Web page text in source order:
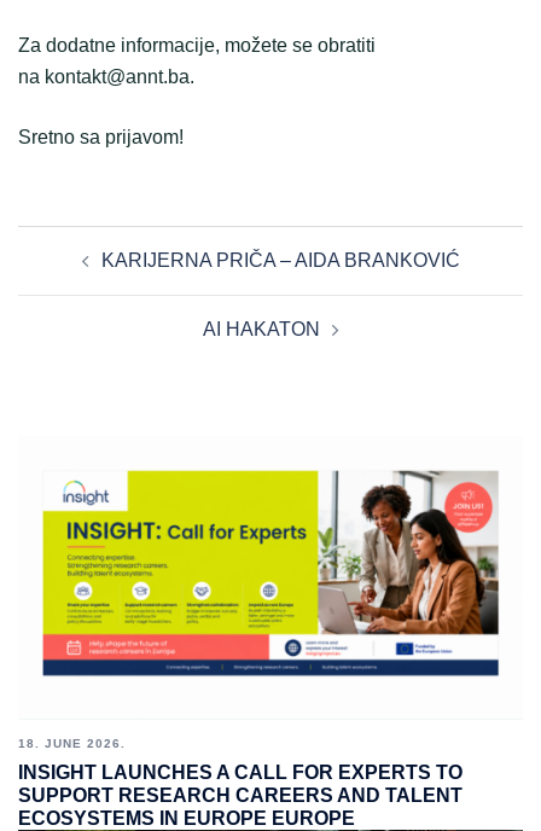
Za dodatne informacije, možete se obratiti
na kontakt@annt.ba.
Sretno sa prijavom!
NAVIGATION
KARIJERNA PRIČA – AIDA BRANKOVIĆ
AI HAKATON
18. JUNE 2026.
INSIGHT LAUNCHES A CALL FOR EXPERTS TO
SUPPORT RESEARCH CAREERS AND TALENT
ECOSYSTEMS IN EUROPE EUROPE